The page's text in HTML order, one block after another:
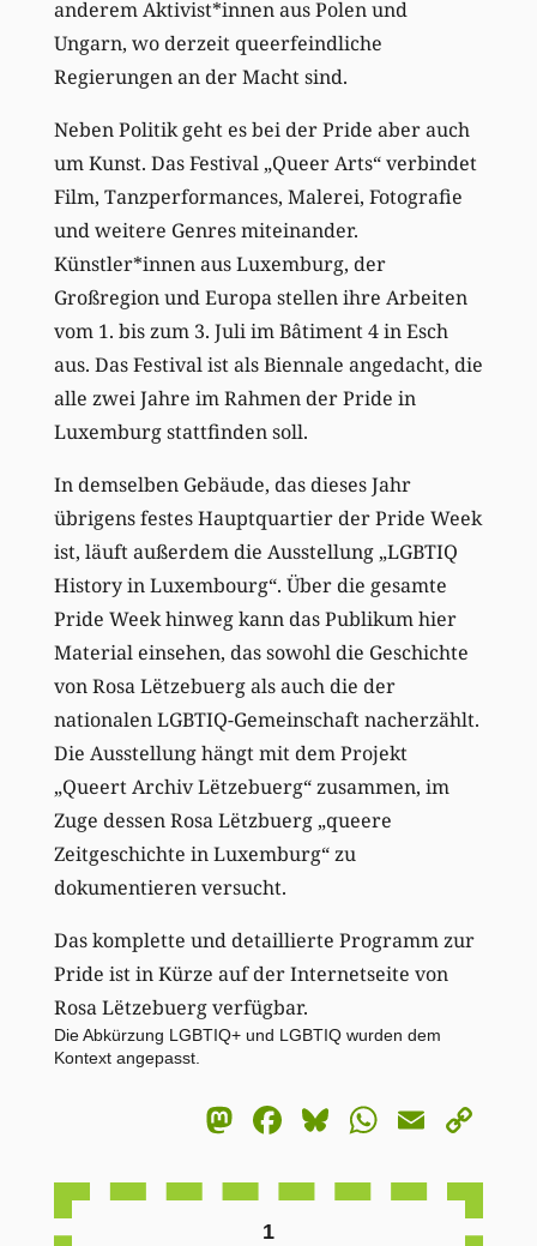
anderem Aktivist*innen aus Polen und
Ungarn, wo derzeit queerfeindliche
Regierungen an der Macht sind.
Neben Politik geht es bei der Pride aber auch
um Kunst. Das Festival „Queer Arts“ verbindet
Film, Tanzperformances, Malerei, Fotografie
und weitere Genres miteinander.
Künstler*innen aus Luxemburg, der
Großregion und Europa stellen ihre Arbeiten
vom 1. bis zum 3. Juli im Bâtiment 4 in Esch
aus. Das Festival ist als Biennale angedacht, die
alle zwei Jahre im Rahmen der Pride in
Luxemburg stattfinden soll.
In demselben Gebäude, das dieses Jahr
übrigens festes Hauptquartier der Pride Week
ist, läuft außerdem die Ausstellung „LGBTIQ
History in Luxembourg“. Über die gesamte
Pride Week hinweg kann das Publikum hier
Material einsehen, das sowohl die Geschichte
von Rosa Lëtzebuerg als auch die der
nationalen LGBTIQ-Gemeinschaft nacherzählt.
Die Ausstellung hängt mit dem Projekt
„Queert Archiv Lëtzebuerg“ zusammen, im
Zuge dessen Rosa Lëtzbuerg „queere
Zeitgeschichte in Luxemburg“ zu
dokumentieren versucht.
Das komplette und detaillierte Programm zur
Pride ist in Kürze auf der Internetseite von
Rosa Lëtzebuerg verfügbar.
Die Abkürzung LGBTIQ+ und LGBTIQ wurden dem
Kontext angepasst.
Mastodon
Facebook
BlueskyEmail
1